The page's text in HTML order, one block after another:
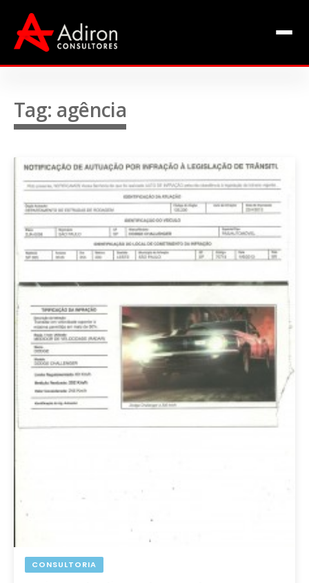
Livros de Fábio Adiron
Contato
Tag: agência
CONSULTORIA